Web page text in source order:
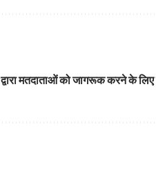
मतदाताओं को जागरूक करने के